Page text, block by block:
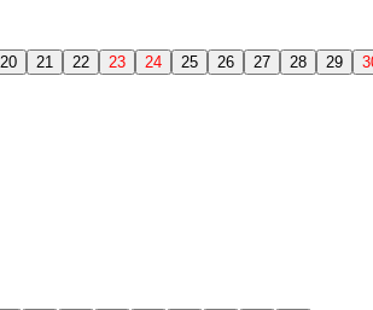
20 21 22 23 24 25 26 27 28 29